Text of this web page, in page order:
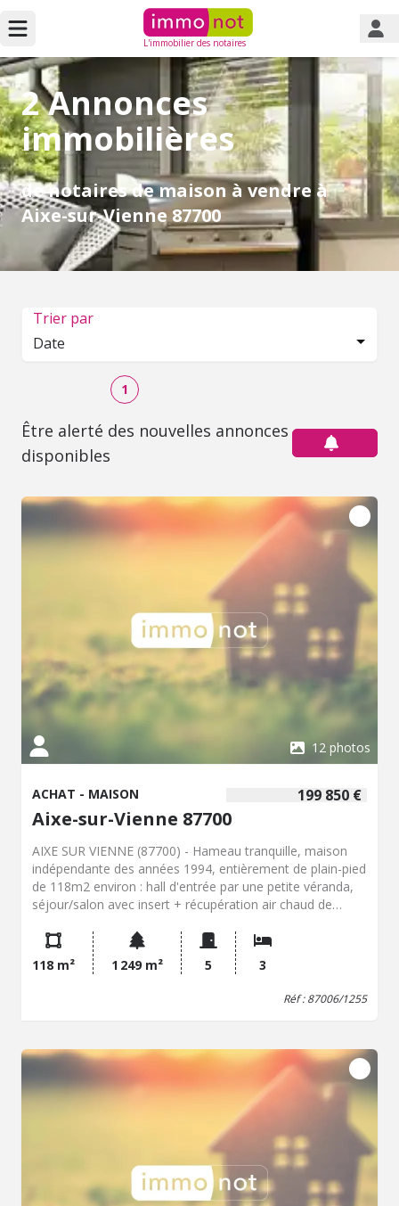
L'immobilier des notaires
2 Annonces
immobilières
de notaires de maison à vendre à
Aixe-sur-Vienne 87700
Trier par
Date
1
Être alerté des nouvelles annonces
disponibles
12 photos
199 850 €
ACHAT - MAISON
Aixe-sur-Vienne 87700
AIXE SUR VIENNE (87700) - Hameau tranquille, maison
indépendante des années 1994, entièrement de plain-pied
de 118m2 environ : hall d'entrée par une petite véranda,
séjour/salon avec insert + récupération air chaud de
équipée de 14m2, 3 chambres, salle de bains complète,
WC, pièce servant de buanderie/salle de jeux pouvant être
aménagée, garage simple - grand terrain clos autour de
1249m2 avec portail motorisé - double vitrage/volets
2025 : 1603 euros
118 m² 1 249 m² 5 3
Réf : 87006/1255